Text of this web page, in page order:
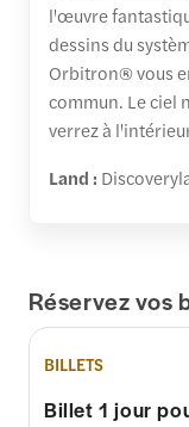
l'œuvre
dessins du
Orbitron® vous
commun. Le ciel
verrez à
Land :
Réservez vos
BILLETS
Billet 1 jour